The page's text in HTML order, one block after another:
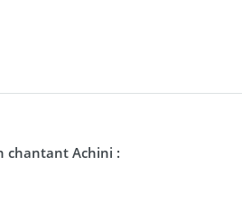
chantant Achini :